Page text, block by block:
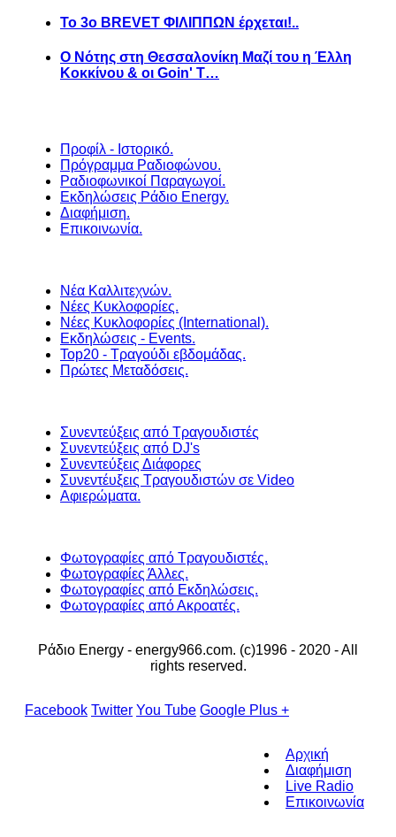
Το 3ο BREVET ΦΙΛΙΠΠΩΝ έρχεται!..
Ο Νότης στη Θεσσαλονίκη Μαζί του η Έλλη
Κοκκίνου & οι Goin' T…
Προφίλ - Ιστορικό.
Πρόγραμμα Ραδιοφώνου.
Ραδιοφωνικοί Παραγωγοί.
Εκδηλώσεις Ράδιο Energy.
Διαφήμιση.
Επικοινωνία.
Νέα Καλλιτεχνών.
Νέες Κυκλοφορίες.
Νέες Κυκλοφορίες (International).
Εκδηλώσεις - Events.
Top20 - Τραγούδι εβδομάδας.
Πρώτες Μεταδόσεις.
Συνεντεύξεις από Τραγουδιστές
Συνεντεύξεις από DJ's
Συνεντεύξεις Διάφορες
Συνεντέυξεις Τραγουδιστών σε Video
Αφιερώματα.
Φωτογραφίες από Τραγουδιστές.
Φωτογραφίες Άλλες.
Φωτογραφίες από Εκδηλώσεις.
Φωτογραφίες από Ακροατές.
Ράδιο Energy - energy966.com. (c)1996 - 2020 - All
rights reserved.
Facebook Twitter You Tube Google Plus +
Αρχική
Διαφήμιση
Live Radio
Επικοινωνία